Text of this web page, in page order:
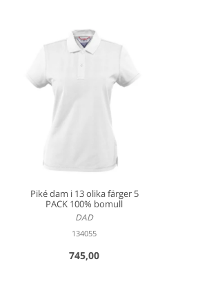
Piké dam i 13 olika färger 5
PACK 100% bomull
DAD
134055
745,00